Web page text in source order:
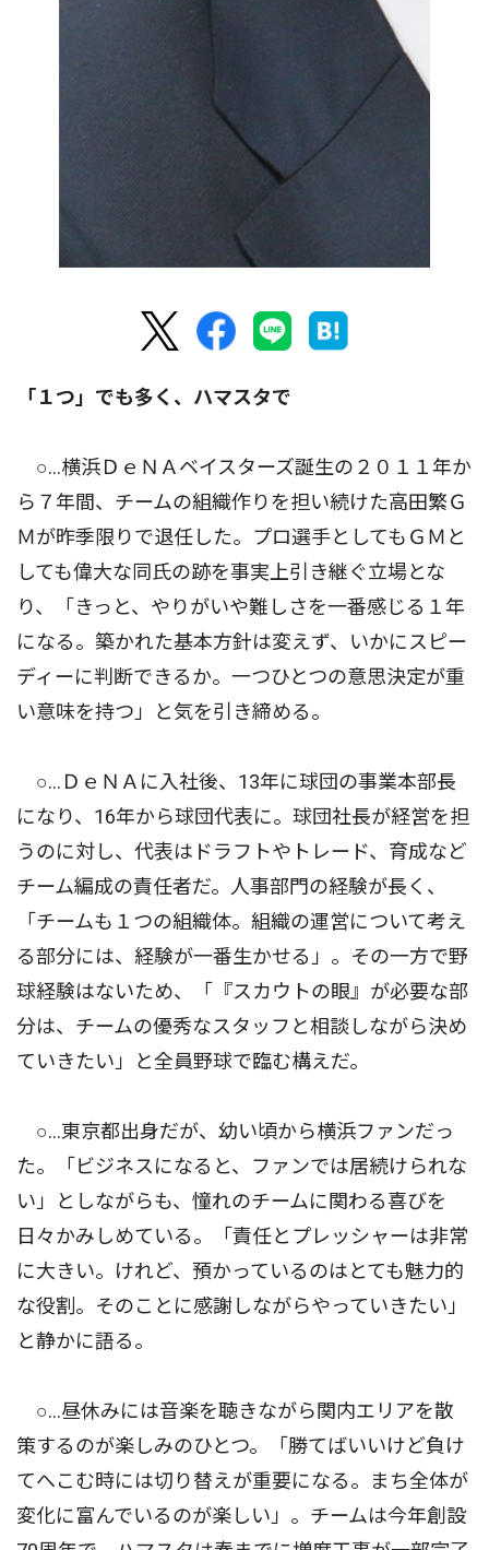
「１つ」でも多く、ハマスタで
○…横浜ＤｅＮＡベイスターズ誕生の２０１１年か
ら７年間、チームの組織作りを担い続けた高田繁Ｇ
Ｍが昨季限りで退任した。プロ選手としてもＧＭと
しても偉大な同氏の跡を事実上引き継ぐ立場とな
り、「きっと、やりがいや難しさを一番感じる１年
になる。築かれた基本方針は変えず、いかにスピー
ディーに判断できるか。一つひとつの意思決定が重
い意味を持つ」と気を引き締める。
○…ＤｅＮＡに入社後、13年に球団の事業本部長
になり、16年から球団代表に。球団社長が経営を担
うのに対し、代表はドラフトやトレード、育成など
チーム編成の責任者だ。人事部門の経験が長く、
「チームも１つの組織体。組織の運営について考え
る部分には、経験が一番生かせる」。その一方で野
球経験はないため、「『スカウトの眼』が必要な部
分は、チームの優秀なスタッフと相談しながら決め
ていきたい」と全員野球で臨む構えだ。
○…東京都出身だが、幼い頃から横浜ファンだっ
た。「ビジネスになると、ファンでは居続けられな
い」としながらも、憧れのチームに関わる喜びを
日々かみしめている。「責任とプレッシャーは非常
に大きい。けれど、預かっているのはとても魅力的
な役割。そのことに感謝しながらやっていきたい」
と静かに語る。
○…昼休みには音楽を聴きながら関内エリアを散
策するのが楽しみのひとつ。「勝てばいいけど負け
てへこむ時には切り替えが重要になる。まち全体が
変化に富んでいるのが楽しい」。チームは今年創設